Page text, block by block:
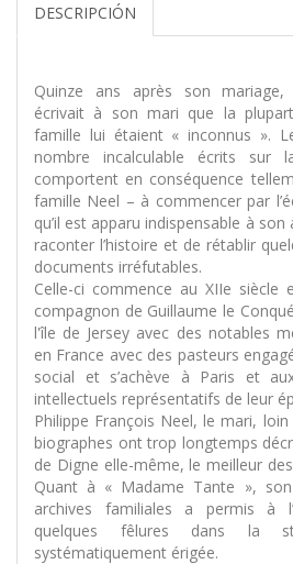
DESCRIPCIÓN
Quinze ans après son mariage,
écrivait à son mari que la
famille lui étaient « inconnus ».
nombre incalculable écrits sur
comportent en conséquence
famille Neel – à commencer par
qu’il est apparu indispensable à son
raconter l’histoire et de rétablir
documents irréfutables.
Celle-ci commence au XIIe siècle
compagnon de Guillaume le
l'île de Jersey avec des notables
en France avec des pasteurs
social et s’achève à Paris et
intellectuels représentatifs de leur
Philippe François Neel, le mari, loin
biographes ont trop longtemps
de Digne elle-même, le meilleur
Quant à « Madame Tante »,
archives familiales a permis à
quelques fêlures dans la
systématiquement érigée.